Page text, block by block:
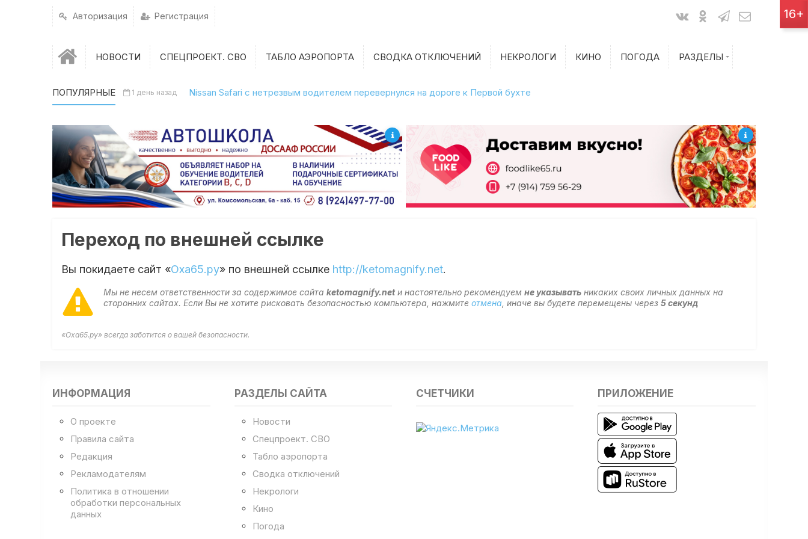
Авторизация Регистрация
НОВОСТИ СПЕЦПРОЕКТ. СВО ТАБЛО АЭРОПОРТА СВОДКА ОТКЛЮЧЕНИЙ НЕКРОЛОГИ КИНО ПОГОДА РАЗДЕЛЫ
Показания счетчиков
Билеты на поезд
ПОПУЛЯРНЫЕ 1 день назад Nissan Safari с нетрезвым водителем перевернулся на дороге к Первой бухте
Переход по внешней ссылке
Вы покидаете сайт «Оха65.ру» по внешней ссылке http://ketomagnify.net.
Мы не несем ответственности за содержимое сайтаketomagnify.netи настоятельно рекомендуемне указывать никаких своих личных данных на
сторонних сайтах. Если Вы не хотите рисковать безопасностью компьютера, нажмитеотмена , иначе вы будете перемещены через5секунд
«Оха65.ру» всегда заботится о вашей безопасности.
ИНФОРМАЦИЯ
О проекте
Правила сайта
Редакция
Рекламодателям
Политика в отношении
обработки персональных
данных
РАЗДЕЛЫ САЙТА
Новости
Спецпроект. СВО
Табло аэропорта
Сводка отключений
Некрологи
Кино
Погода
СЧЕТЧИКИ ПРИЛОЖЕНИЕ
16+